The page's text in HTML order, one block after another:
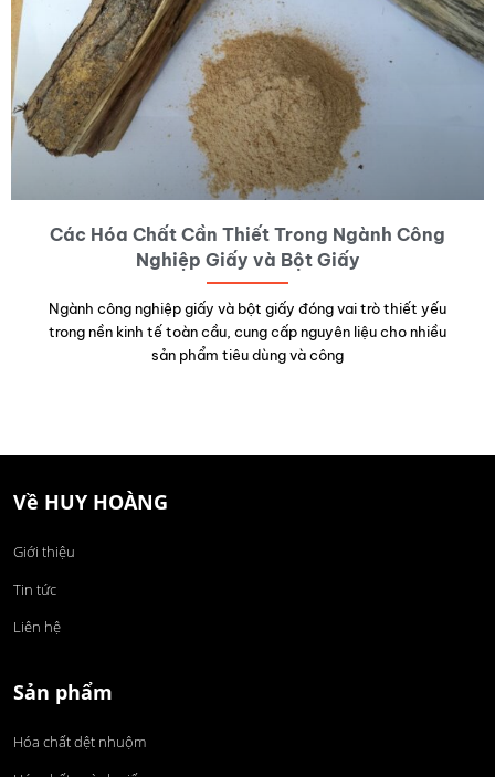
Các Hóa Chất Cần Thiết Trong Ngành Công
Nghiệp Giấy và Bột Giấy
Ngành công nghiệp giấy và bột giấy đóng vai trò thiết yếu
trong nền kinh tế toàn cầu, cung cấp nguyên liệu cho nhiều
sản phẩm tiêu dùng và công
Về HUY HOÀNG
Giới thiệu
Tin tức
Liên hệ
Sản phẩm
Hóa chất dệt nhuộm